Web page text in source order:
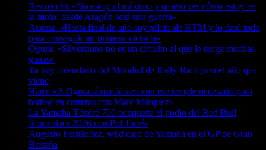
Bezzecchi: «No estoy al máximo y quiero ver cómo estoy en
la moto; desde Aragón será una guerra»
Acosta: «Hasta final de año soy piloto de KTM y lo daré todo
para conseguir mi primera victoria»
Ogura: «Silverstone no es un circuito al que le tenga muchas
ganas»
Ya hay calendario del Mundial de Rally-Raid para el año que
viene
Haro: «A Ogura sí que le veo con ese temple necesario para
batirse en carreras con Marc Márquez»
La Yamaha Ténéré 700 conquista el podio del Red Bull
Romaniacs 2026 con Pol Tarrés
Augusto Fernández, wild card de Yamaha en el GP de Gran
Bretaña